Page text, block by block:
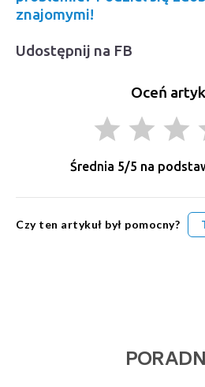
znajomymi!
Udostępnij na FB
Oceń
grade grade grade
Średnia 5/5 na
Czy ten artykuł był pomocny?